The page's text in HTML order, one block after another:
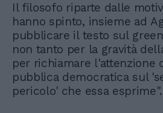
Il filosofo riparte dalle
hanno spinto, insieme ad
pubblicare il testo sul
non tanto per la gravità
per richiamare l'attenzione
pubblica democratica sul
pericolo' che essa esprime".